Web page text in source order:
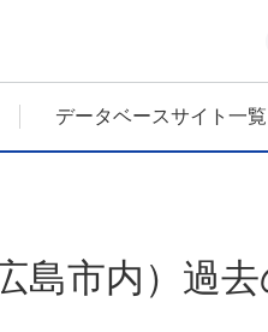
データベースサイト一覧
島市内）過